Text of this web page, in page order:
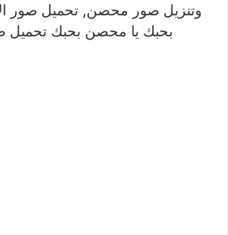
وتنزيل صور محصن, تحميل صور
بحبك يا محصن بحبك تحميل